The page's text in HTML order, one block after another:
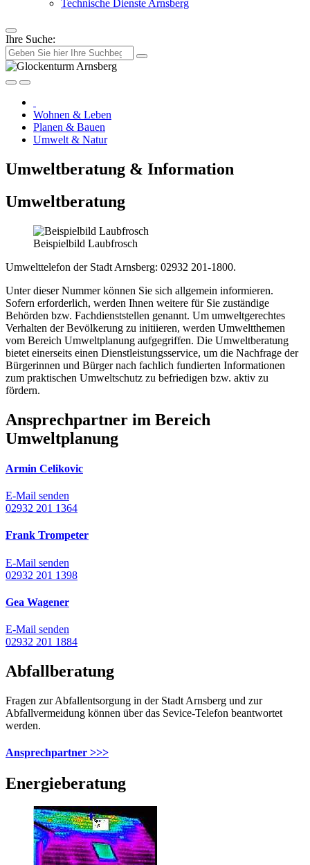
Technische Dienste Arnsberg
Ihre Suche:
Wohnen & Leben
Planen & Bauen
Umwelt & Natur
Umweltberatung & Information
Umweltberatung
Beispielbild Laubfrosch
Umwelttelefon der Stadt Arnsberg: 02932 201-1800.
Unter dieser Nummer können Sie sich allgemein informieren.
Sofern erforderlich, werden Ihnen weitere für Sie zuständige
Behörden bzw. Fachdienststellen genannt. Um umweltgerechtes
Verhalten der Bevölkerung zu initiieren, werden Umweltthemen
vom Bereich Umweltplanung aufgegriffen. Die Umweltberatung
bietet einerseits einen Dienstleistungsservice, um die Nachfrage der
Bürgerinnen und Bürger nach fachlich fundierten Informationen
zum praktischen Umweltschutz zu befriedigen bzw. aktiv zu
fördern.
Ansprechpartner im Bereich
Umweltplanung
Armin Celikovic
E-Mail senden
02932 201 1364
Frank Trompeter
E-Mail senden
02932 201 1398
Gea Wagener
E-Mail senden
02932 201 1884
Abfallberatung
Fragen zur Abfallentsorgung in der Stadt Arnsberg und zur
Abfallvermeidung können über das Sevice-Telefon beantwortet
werden.
Ansprechpartner >>>
Energieberatung